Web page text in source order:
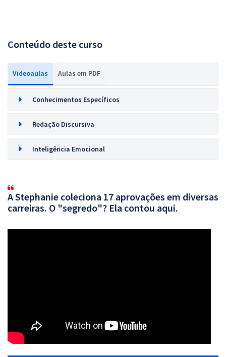
Conteúdo deste curso
Videoaulas Aulas em PDF
Conhecimentos Específicos
Redação Discursiva
Inteligência Emocional
A Stephanie coleciona 17 aprovações em diversas
carreiras. O "segredo"? Ela contou aqui.